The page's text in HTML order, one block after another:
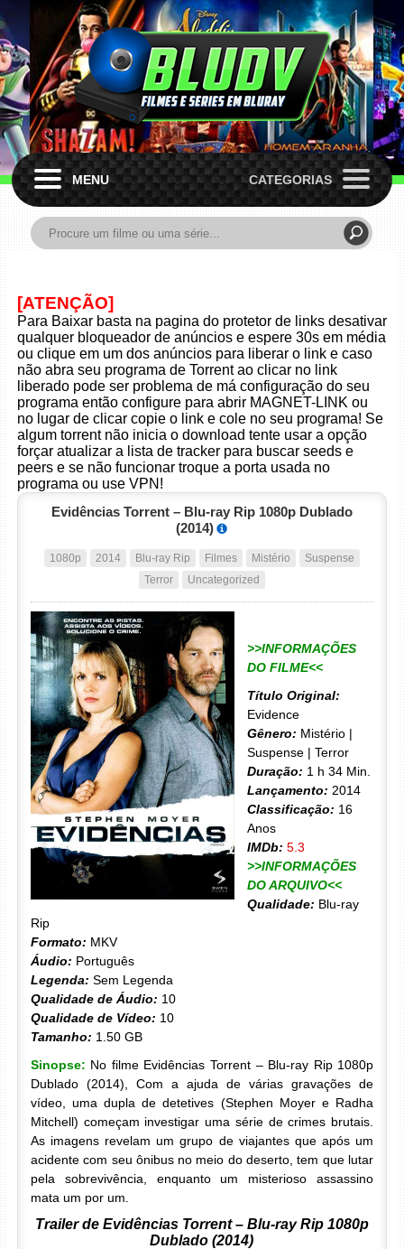
MENU CATEGORIAS
[ATENÇÃO]
Para Baixar basta na pagina do protetor de links desativar
qualquer bloqueador de anúncios e espere 30s em média
ou clique em um dos anúncios para liberar o link e caso
não abra seu programa de Torrent ao clicar no link
liberado pode ser problema de má configuração do seu
programa então configure para abrir MAGNET-LINK ou
no lugar de clicar copie o link e cole no seu programa! Se
algum torrent não inicia o download tente usar a opção
forçar atualizar a lista de tracker para buscar seeds e
peers e se não funcionar troque a porta usada no
programa ou use VPN!
Evidências Torrent – Blu-ray Rip 1080p Dublado
(2014)
1080p 2014 Blu-ray Rip Filmes Mistério
Suspense
Terror
Uncategorized
>>INFORMAÇÕES
DO FILME<<
Título Original:
Evidence
Gênero: Mistério |
Suspense | Terror
Duração: 1 h 34 Min.
Lançamento: 2014
Classificação: 16
Anos
IMDb: 5.3
>>INFORMAÇÕES
DO ARQUIVO<<
Qualidade: Blu-ray
Rip
Formato: MKV
Áudio: Português
Legenda: Sem Legenda
Qualidade de Áudio: 10
Qualidade de Vídeo: 10
Tamanho: 1.50 GB
Sinopse: No filme Evidências Torrent – Blu-ray Rip 1080p
Dublado (2014), Com a ajuda de várias gravações de
vídeo, uma dupla de detetives (Stephen Moyer e Radha
Mitchell) começam investigar uma série de crimes brutais.
As imagens revelam um grupo de viajantes que após um
acidente com seu ônibus no meio do deserto, tem que lutar
pela sobrevivência, enquanto um misterioso assassino
mata um por um.
Trailer de Evidências Torrent – Blu-ray Rip 1080p
Dublado (2014)